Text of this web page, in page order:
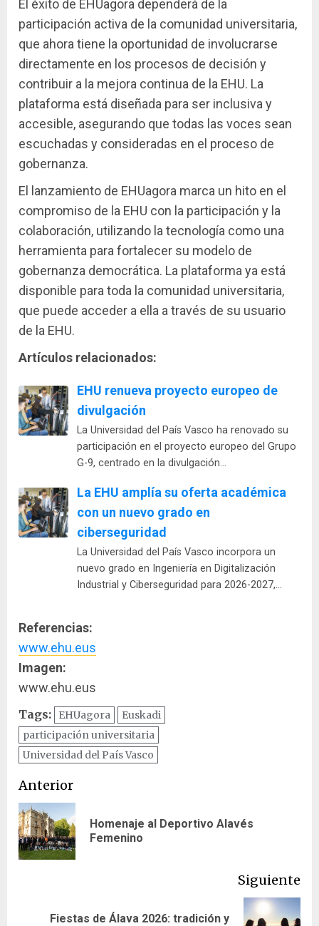
El éxito de EHUagora dependerá de la
participación activa de la comunidad universitaria,
que ahora tiene la oportunidad de involucrarse
directamente en los procesos de decisión y
contribuir a la mejora continua de la EHU. La
plataforma está diseñada para ser inclusiva y
accesible, asegurando que todas las voces sean
escuchadas y consideradas en el proceso de
gobernanza.
El lanzamiento de EHUagora marca un hito en el
compromiso de la EHU con la participación y la
colaboración, utilizando la tecnología como una
herramienta para fortalecer su modelo de
gobernanza democrática. La plataforma ya está
disponible para toda la comunidad universitaria,
que puede acceder a ella a través de su usuario
de la EHU.
Artículos relacionados:
EHU renueva proyecto europeo de
divulgación
La Universidad del País Vasco ha renovado su
participación en el proyecto europeo del Grupo
G-9, centrado en la divulgación…
La EHU amplía su oferta académica
con un nuevo grado en
ciberseguridad
La Universidad del País Vasco incorpora un
nuevo grado en Ingeniería en Digitalización
Industrial y Ciberseguridad para 2026-2027,…
Referencias:
www.ehu.eus
Imagen:
www.ehu.eus
Tags: EHUagora
Euskadi
participación universitaria
Universidad del País Vasco
Navegación
de
entradas
Anterior
Homenaje al Deportivo Alavés
Femenino
Siguiente
Siguiente
Fiestas de Álava 2026: tradición y